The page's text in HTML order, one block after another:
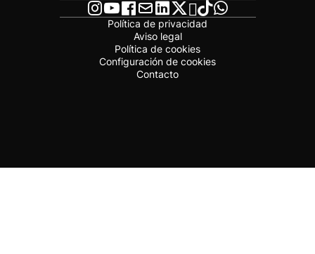
Política de privacidad
Aviso legal
Política de cookies
Configuración de cookies
Contacto